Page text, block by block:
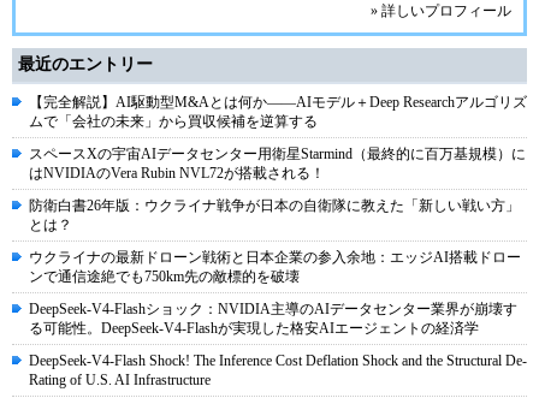
» 詳しいプロフィール
最近のエントリー
【完全解説】AI駆動型M&Aとは何か――AIモデル＋Deep Researchアルゴリズ
ムで「会社の未来」から買収候補を逆算する
スペースXの宇宙AIデータセンター用衛星Starmind（最終的に百万基規模）に
はNVIDIAのVera Rubin NVL72が搭載される！
防衛白書26年版：ウクライナ戦争が日本の自衛隊に教えた「新しい戦い方」
とは？
ウクライナの最新ドローン戦術と日本企業の参入余地：エッジAI搭載ドロー
ンで通信途絶でも750km先の敵標的を破壊
DeepSeek-V4-Flashショック：NVIDIA主導のAIデータセンター業界が崩壊す
る可能性。DeepSeek-V4-Flashが実現した格安AIエージェントの経済学
DeepSeek-V4-Flash Shock! The Inference Cost Deflation Shock and the Structural De-
Rating of U.S. AI Infrastructure